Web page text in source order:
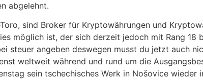
abgelehnt.
sind Broker für Kryptowährungen und
möglich ist, der sich derzeit jedoch mit Rang 18
steuer angeben deswegen musst du jetzt auch
weltweit während und rund um die
sein tschechisches Werk in Nošovice wieder